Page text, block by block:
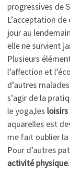
progressives de
L’acceptation
jour au
elle ne survient
Plusieurs
l’affection et
d’autres
s’agir de la
le yoga,les
aquarelles est
me fait oublier
Pour d’autres
activité physique.